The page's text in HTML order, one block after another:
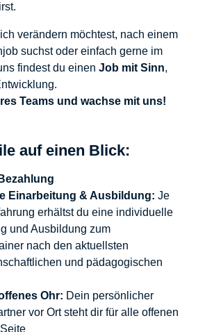
verändern möchtest, nach einem
suchst oder einfach gerne im
findest du einen Job mit Sinn,
Teams und wachse mit uns!
auf einen Blick:
Einarbeitung & Ausbildung: Je
erhältst du eine individuelle
und Ausbildung zum
nach den aktuellsten
und pädagogischen
Ohr: Dein persönlicher
vor Ort steht dir für alle offenen